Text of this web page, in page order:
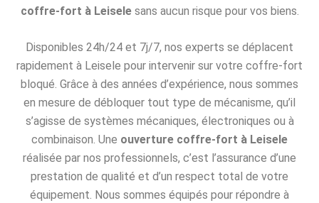
coffre-fort à Leiselesans aucun risque pour vos biens.
Disponibles 24h/24 et 7j/7, nos experts se déplacent
rapidement à Leisele pour intervenir sur votre coffre-fort
bloqué. Grâce à des années d’expérience, nous sommes
en mesure de débloquer tout type de mécanisme, qu’il
s’agisse de systèmes mécaniques, électroniques ou à
combinaison. Une ouverture coffre-fort à Leisele
réalisée par nos professionnels, c’est l’assurance d’une
prestation de qualité et d’un respect total de votre
équipement. Nous sommes équipés pour répondre à